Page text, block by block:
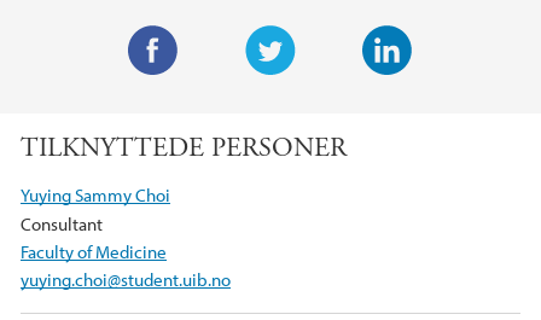
i
b
o
o
TILKNYTTEDE PERSONER
Yuying Sammy Choi
Consultant
Faculty of Medicine
yuying.choi@student.uib.no